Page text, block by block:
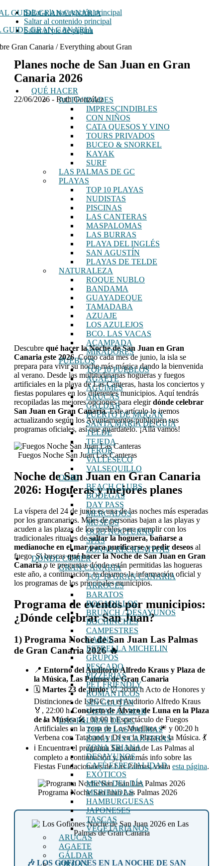
Saltar a la navegación principal
Saltar al contenido principal
Saltar al pie de página
GUIDE GRAN CANARIA
Gran Canaria / Everything about Gran
QUÉ HACER
ACTIVIDADES
IMPRESCINDIBLES
CON NIÑOS
CATA QUESOS Y VINO
TOURS PRIVADOS
BUCEO & SNORKEL
KAYAK
SURF
LAS PALMAS DE GC
PLAYAS
TOP 10 PLAYAS
NUDISTAS
PISCINAS
LAS CANTERAS
MASPALOMAS
LAS BURRAS
PLAYA DEL INGLÉS
SAN AGUSTÍN
PLAYAS DE TELDE
NATURALEZA
ROQUE NUBLO
BANDAMA
GUAYADEQUE
TAMADABA
AZUAJE
LOS AZULEJOS
BCO. LAS VACAS
ACAMPADA
MIRADORES
PUEBLOS
TOP 10 PUEBLOS
AGAETE
AGÜIMES
ARUCAS
GÁLDAR
PUERTO DE MOGÁN
SANTA MARÍA DE GUÍA
TELDE
TEJEDA
TEROR
VALLESECO
VALSEQUILLO
OCIO
BEACH CLUBS
BODEGAS
DAY PASS
MERCADOS
MUSEOS
OCIO NOCTURNO
SPAS
ZONAS RECREATIVAS
DÓNDE COMER
GRAN CANARIA
TOP 10 GRAN CANARIA
ARROCES
BARATOS
BOCADILLOS
BRUNCH / DESAYUNOS
BOCHINCHES
CAMPESTRES
CARNE
ESTRELLA MICHELIN
GRUPOS
PESCADO
PIZZERÍAS
PET FRIENDLY
ROMÁNTICOS
SIN GLUTEN
VISTAS AL MAR
LAS PALMAS DE GC
TOP 10 LAS PALMAS
ZONA LAS CANTERAS
ZONA TRIANA
DESAYUNOS
CAFÉ ESPECIALIDAD
EXÓTICOS
MENU DEL DÍA
MERIENDAS
HAMBURGUESAS
JAPONESES
TASCAS
VEGETARIANOS
ARUCAS
AGAETE
GÁLDAR
FIRGAS
Planes noche de San Juan en Gran
Canaria 2026
22/06/2026 - Ruth González
Descubre qué hacer la Noche de San Juan en Gran
Canaria este 2026. Como cada mes de junio, la isla se
prepara para vivir su noche más mágica dando la bienvenida
al verano. Desde las multitudinarias hogueras y fuegos
artificiales en la playa de Las Canteras, hasta los conciertos y
fiestas populares en los diferentes municipios. Aquí tendrás
recopiladas las mejores opciones para elegirdónde celebrar
San Juan en Gran Canaria. Este artículo lo iremos
actualizando según los Ayuntamientos publiquen sus
programas oficiales, así que guárdatelo. ¡Allá vamos!
Fuegos Noche San Juan Las Canteras
Noche de San Juan en Gran Canaria
2026: Hogueras y mejores planes
La víspera del 24 de junio es una de las noches más esperadas
por los grancanarios. Miles de personas bajan a las playas y
acuden a las plazas de los pueblos para cumplir con los
tradicionales rituales desaltar la hoguera, bañarse a
medianoche en el mar para purificarse y pedir deseos al
fuego. Si buscasqué hacer la Noche de San Juan en Gran
Canariao te preguntas dónde están permitidas las hogueras
este año, a continuación, te dejamos la información oficial y
los programas de los principales municipios.
Programa de eventos por municipios:
¿Dónde celebrar San Juan?
1) Programa Noche de San Juan Las Palmas
de Gran Canaria 2026 🔥
📍 Entorno del Auditorio Alfredo Kraus y Plaza de
la Música, Las Palmas de Gran Canaria
🗓️ Martes 23 de junio:⏰ 20:00 h Acto de Honores y
Distinciones de LPGC en el Auditorio Alfredo Kraus
🏅, 22:00 hConcierto de Álvaro de Luna en la Plaza
de la Música🎤, 00:00 h Espectáculo de Fuegos
Artificiales en la zona de Los Muellitos 🎆 y 00:20 h
Verbena con Tataband y DJ en la Plaza de la Música. 💃
ℹ️ Encuentra el programa San Juan de Las Palmas al
completo a continuación y, para más info sobre las
Fiestas Fundacionales de Las Palmas, visita esta página.
Programa Noche San Juan Las Palmas 2026
🎶 LOS GOFIONES EN LA NOCHE DE SAN